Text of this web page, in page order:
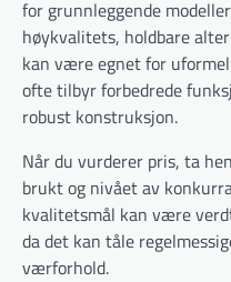
for grunnleggende
høykvalitets, holdbare
kan være egnet for
ofte tilbyr forbedrede
robust konstruksjon.
Når du vurderer pris, ta
brukt og nivået av
kvalitetsmål kan være
da det kan tåle
værforhold.